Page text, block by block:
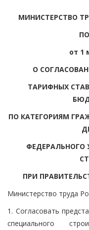
МИНИСТЕРСТВО
от 1
О
ТАРИФНЫХ
ПО КАТЕГОРИЯМ
ФЕДЕРАЛЬНОГО
ПРИ
Министерство труда
1. Согласовать
специального